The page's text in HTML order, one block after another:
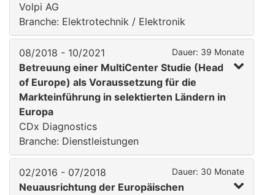
Volpi AG
Branche: Elektrotechnik / Elektronik
08/2018 - 10/2021 Dauer: 39 Monate
Betreuung einer MultiCenter Studie (Head
of Europe) als Voraussetzung für die
Markteinführung in selektierten Ländern in
Europa
CDx Diagnostics
Branche: Dienstleistungen
02/2016 - 07/2018 Dauer: 30 Monate
Neuausrichtung der Europäischen